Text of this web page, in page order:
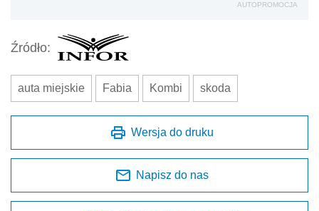
AUTOPROMOCJA
Źródło:
auta miejskie Fabia Kombi skoda
Wersja do druku
Napisz do nas